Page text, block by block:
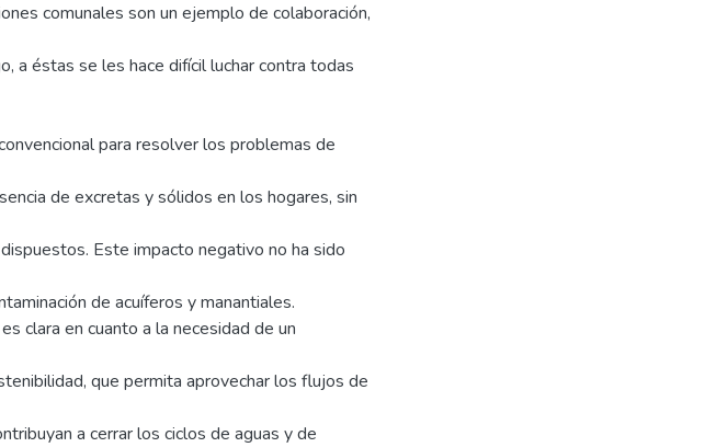
comunales son un ejemplo de colaboración,
a éstas se les hace difícil luchar contra todas
para resolver los problemas de
de excretas y sólidos en los hogares, sin
Este impacto negativo no ha sido
de acuíferos y manantiales.
clara en cuanto a la necesidad de un
que permita aprovechar los flujos de
a cerrar los ciclos de aguas y de